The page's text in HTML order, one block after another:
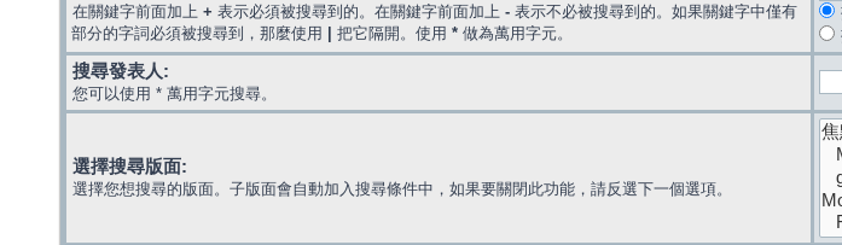
在關鍵字前面加上 + 表示必須被搜尋到的。在關鍵字前面加上 - 表示不必被搜尋到的。如果關鍵字中僅有
部分的字詞必須被搜尋到，那麼使用
把它隔開。使用 * 做為萬用字元。
搜尋發表人:
您可以使用 * 萬用字元搜尋。
選擇搜尋版面:
選擇您想搜尋的版面。子版面會自動加入搜尋條件中，如果要關閉此功能，請反選下一個選項。